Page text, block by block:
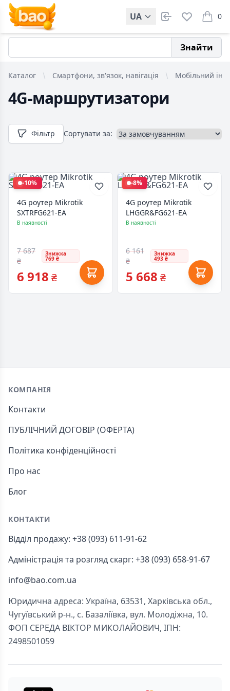
UA 0
items
Знайти
Каталог Смартфони, зв'язок, навігація Мобільний
4G-маршрутизатори
Фільтр Сортувати за:
-10%
4G роутер Mikrotik
SXTRFG621-EA
В наявності
7 687
₴
Знижка
769 ₴
6 918 ₴
-8%
4G роутер Mikrotik
LHGGR&FG621-EA
В наявності
6 161
₴
Знижка
493 ₴
5 668 ₴
Footer
КОМПАНІЯ
Контакти
ПУБЛІЧНИЙ ДОГОВІР (ОФЕРТА)
Політика конфіденційності
Про нас
Блог
КОНТАКТИ
Відділ продажу: +38 (093) 611-91-62
Адміністрація та розгляд скарг: +38 (093) 658-91-67
info@bao.com.ua
Юридична адреса: Україна, 63531, Харківська обл.,
Чугуївський р-н., с. Базаліївка, вул. Молодіжна, 10.
ФОП СЕРЕДА ВІКТОР МИКОЛАЙОВИЧ, ІПН:
2498501059